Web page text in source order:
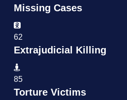
Missing Cases
62
Extrajudicial Killing
85
Torture Victims